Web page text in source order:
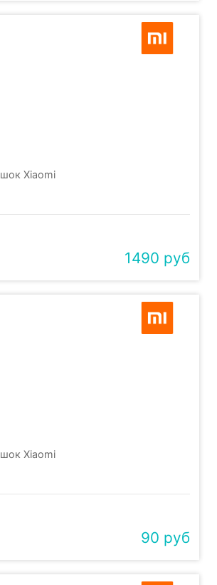
Xiaomi
1490 руб
Xiaomi
90 руб